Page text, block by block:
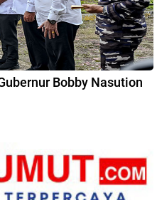
Bobby Nasution